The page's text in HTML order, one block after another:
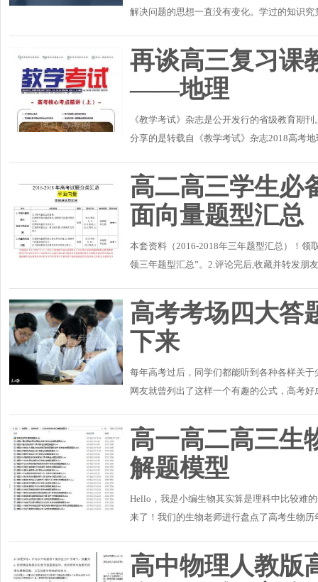
解决问题的思想一直没有变化。学过的知识
再谈高三复习课
——地理
《教学考试》杂志是公开发行的省级教育期
分享的是转载自《教学考试》杂志2018高考
高二高三学生必
面向量题型汇总
本套资料（2016-2018年三年题型汇总）！领
领三年题型汇总”。2.评论完后,收藏并转发朋
高考考场四大答
下来
每年高考过后，同学们都能听到各种各样关
网友就曾列出了这样一个有趣的公式，高考
高一高二高三生
解题模型
Hello，我是小编生物其实算是理科中比较难
来了！我们的生物老师进行盘点了高考生物
高中物理人教版